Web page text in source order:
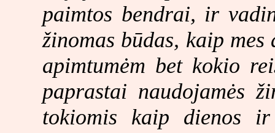
paimtos bendrai, ir
žinomas būdas, kaip
apimtumėm bet kokio
paprastai naudojamės
tokiomis kaip dienos